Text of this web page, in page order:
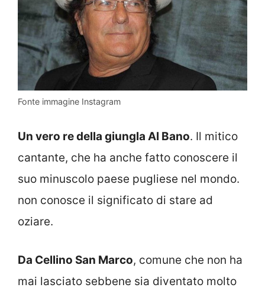
Fonte immagine Instagram
Un vero re della giungla Al Bano. Il mitico
cantante, che ha anche fatto conoscere il
suo minuscolo paese pugliese nel mondo.
non conosce il significato di stare ad
oziare.
Da Cellino San Marco, comune che non ha
mai lasciato sebbene sia diventato molto